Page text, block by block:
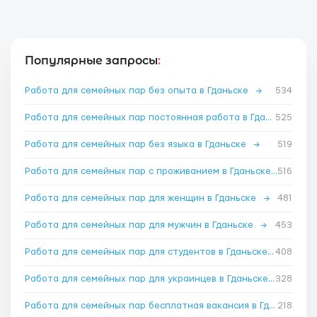
Популярные запросы:
Работа для семейных пар без опыта в Гданьске → 534
Работа для семейных пар постоянная работа в Гданьске 525
Работа для семейных пар без языка в Гданьске → 519
Работа для семейных пар с проживанием в Гданьске→
516
Работа для семейных пар для женщин в Гданьске → 481
Работа для семейных пар для мужчин в Гданьске → 453
Работа для семейных пар для студентов в Гданьске →
408
Работа для семейных пар для украинцев в Гданьске →
328
Работа для семейных пар бесплатная вакансия в Гданьске 218